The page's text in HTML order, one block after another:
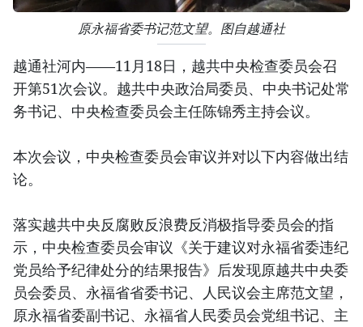
原永福省委书记范文望。图自越通社
越通社河内——11月18日，越共中央检查委员会召
开第51次会议。越共中央政治局委员、中央书记处常
务书记、中央检查委员会主任陈锦秀主持会议。
本次会议，中央检查委员会审议并对以下内容做出结
论。
落实越共中央反腐败反浪费反消极指导委员会的指
示，中央检查委员会审议《关于建议对永福省委违纪
党员给予纪律处分的结果报告》后发现原越共中央委
员会委员、永福省省委书记、人民议会主席范文望，
原永福省委副书记、永福省人民委员会党组书记、主